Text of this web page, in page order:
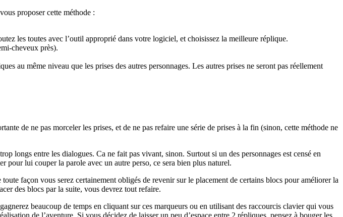
proposer cette méthode :
les toutes avec l’outil approprié dans votre logiciel, et choisissez la meilleure réplique.
cheveux près).
au même niveau que les prises des autres personnages. Les autres prises ne seront pas réellement
de ne pas morceler les prises, et de ne pas refaire une série de prises à la fin (sinon, cette méthode ne
longs entre les dialogues. Ca ne fait pas vivant, sinon. Surtout si un des personnages est censé en
pour lui couper la parole avec un autre perso, ce sera bien plus naturel.
façon vous serez certainement obligés de revenir sur le placement de certains blocs pour améliorer la
des blocs par la suite, vous devrez tout refaire.
beaucoup de temps en cliquant sur ces marqueurs ou en utilisant des raccourcis clavier qui vous
de l’aventure. Si vous décidez de laisser un peu d’espace entre 2 répliques, pensez à bouger les